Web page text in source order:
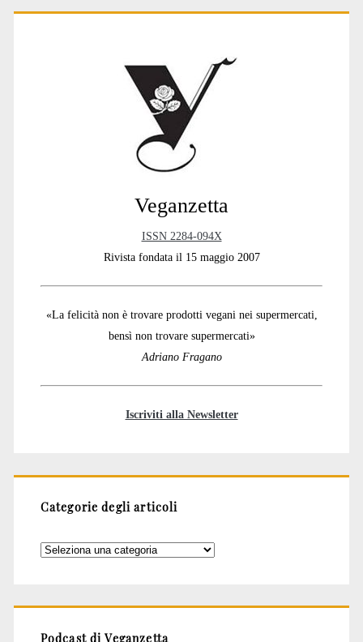
Primary
Veganzetta
ISSN 2284-094X
Rivista fondata il 15 maggio 2007
«La felicità non è trovare prodotti vegani nei supermercati,
bensì non trovare supermercati»
Adriano Fragano
Iscriviti alla Newsletter
Categorie degli articoli
Categorie
Podcast di Veganzetta